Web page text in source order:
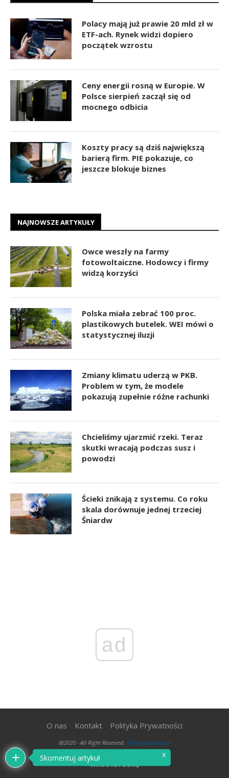
Polacy mają już prawie 20 mld zł w
ETF-ach. Rynek widzi dopiero
początek wzrostu
Ceny energii rosną w Europie. W
Polsce sierpień zaczął się od
mocnego odbicia
Koszty pracy są dziś największą
barierą firm. PIE pokazuje, co
jeszcze blokuje biznes
NAJNOWSZE ARTYKUŁY
Owce weszły na farmy
fotowoltaiczne. Hodowcy i firmy
widzą korzyści
Polska miała zebrać 100 proc.
plastikowych butelek. WEI mówi o
statystycznej iluzji
Zmiany klimatu uderzą w PKB.
Problem w tym, że modele
pokazują zupełnie różne rachunki
Chcieliśmy ujarzmić rzeki. Teraz
skutki wracają podczas susz i
powodzi
Ścieki znikają z systemu. Co roku
skala dorównuje jednej trzeciej
Śniardw
ad
O nas Kontakt Polityka Prywatności
@2020 - All Right Reserved. 300gospodarka.pl
WRÓĆ NA GÓRĘ
Skomentuj artykuł x